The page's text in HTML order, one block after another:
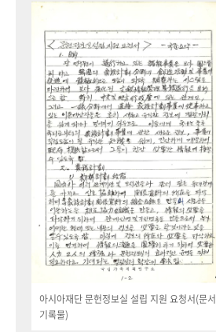
아시아재단 문헌정보실 설립 지원 요청서(문서
기록물)